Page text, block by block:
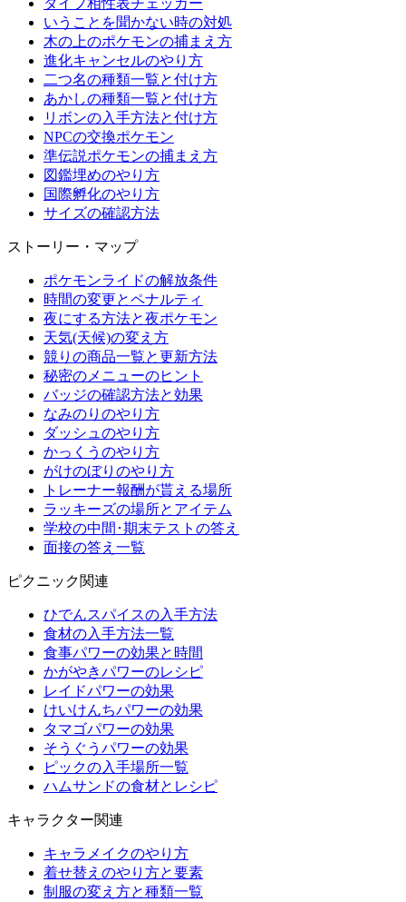
タイプ相性表チェッカー
いうことを聞かない時の対処
木の上のポケモンの捕まえ方
進化キャンセルのやり方
二つ名の種類一覧と付け方
あかしの種類一覧と付け方
リボンの入手方法と付け方
NPCの交換ポケモン
準伝説ポケモンの捕まえ方
図鑑埋めのやり方
国際孵化のやり方
サイズの確認方法
ストーリー・マップ
ポケモンライドの解放条件
時間の変更とペナルティ
夜にする方法と夜ポケモン
天気(天候)の変え方
競りの商品一覧と更新方法
秘密のメニューのヒント
バッジの確認方法と効果
なみのりのやり方
ダッシュのやり方
かっくうのやり方
がけのぼりのやり方
トレーナー報酬が貰える場所
ラッキーズの場所とアイテム
学校の中間･期末テストの答え
面接の答え一覧
ピクニック関連
ひでんスパイスの入手方法
食材の入手方法一覧
食事パワーの効果と時間
かがやきパワーのレシピ
レイドパワーの効果
けいけんちパワーの効果
タマゴパワーの効果
そうぐうパワーの効果
ピックの入手場所一覧
ハムサンドの食材とレシピ
キャラクター関連
キャラメイクのやり方
着せ替えのやり方と要素
制服の変え方と種類一覧